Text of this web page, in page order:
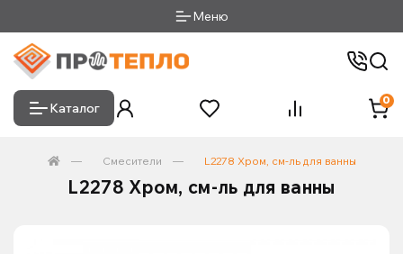
Меню
Каталог
0
Смесители L2278 Хром, см-ль для ванны
L2278 Хром, см-ль для ванны